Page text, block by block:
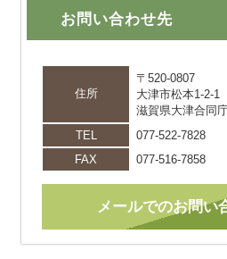
お問い合わせ先
住所
〒520-0807
大津市松本1-2-1
滋賀県大津合同
TEL
077-522-7828
FAX
077-516-7858
メールでのお問い